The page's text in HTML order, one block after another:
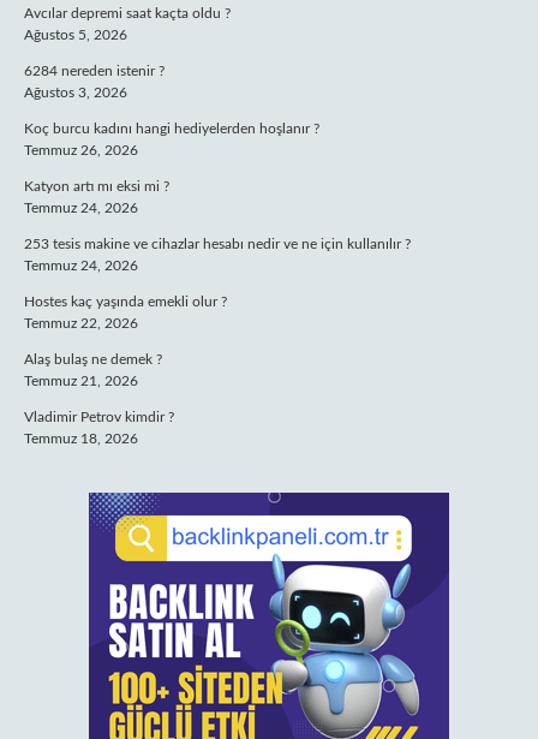
Avcılar depremi saat kaçta oldu ?
Ağustos 5, 2026
6284 nereden istenir ?
Ağustos 3, 2026
Koç burcu kadını hangi hediyelerden hoşlanır ?
Temmuz 26, 2026
Katyon artı mı eksi mi ?
Temmuz 24, 2026
253 tesis makine ve cihazlar hesabı nedir ve ne için kullanılır ?
Temmuz 24, 2026
Hostes kaç yaşında emekli olur ?
Temmuz 22, 2026
Alaş bulaş ne demek ?
Temmuz 21, 2026
Vladimir Petrov kimdir ?
Temmuz 18, 2026